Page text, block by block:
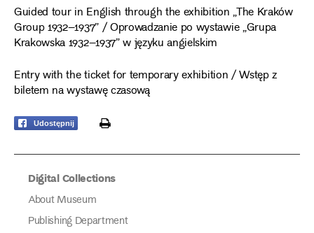
Guided tour in English through the exhibition „The Kraków
Group 1932–1937” / Oprowadzanie po wystawie „Grupa
Krakowska 1932–1937” w języku angielskim
Entry with the ticket for temporary exhibition / Wstęp z
biletem na wystawę czasową
Udostępnij print
Digital Collections
About Museum
Publishing Department